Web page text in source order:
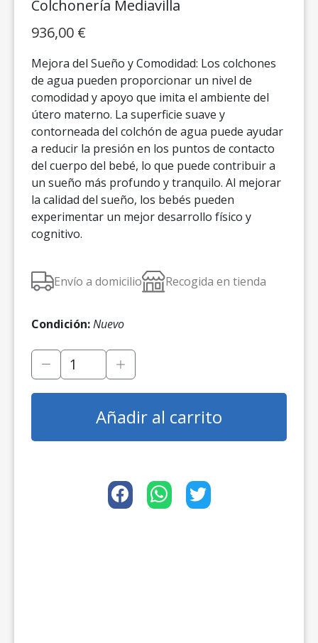
Colchonería Mediavilla
936,00 €
Mejora del Sueño y Comodidad: Los colchones
de agua pueden proporcionar un nivel de
comodidad y apoyo que imita el ambiente del
útero materno. La superficie suave y
contorneada del colchón de agua puede ayudar
a reducir la presión en los puntos de contacto
del cuerpo del bebé, lo que puede contribuir a
un sueño más profundo y tranquilo. Al mejorar
la calidad del sueño, los bebés pueden
experimentar un mejor desarrollo físico y
cognitivo.
Envío a domicilio Recogida en tienda
Condición:Nuevo
Añadir al carrito